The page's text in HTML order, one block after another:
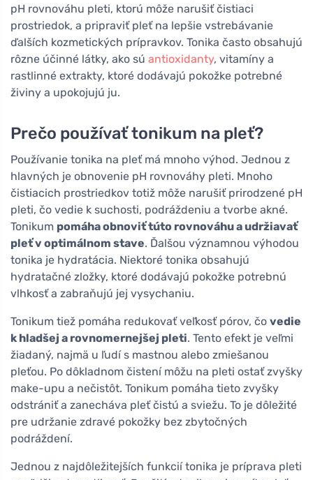
pH rovnováhu pleti, ktorú môže narušiť čistiaci
prostriedok, a pripraviť pleť na lepšie vstrebávanie
ďalších kozmetických prípravkov. Tonika často obsahujú
rôzne účinné látky, ako sú antioxidanty, vitamíny a
rastlinné extrakty, ktoré dodávajú pokožke potrebné
živiny a upokojujú ju.
Prečo používať tonikum na pleť?
Používanie tonika na pleť má mnoho výhod. Jednou z
hlavných je obnovenie pH rovnováhy pleti. Mnoho
čistiacich prostriedkov totiž môže narušiť prirodzené pH
pleti, čo vedie k suchosti, podráždeniu a tvorbe akné.
Tonikum pomáha obnoviť túto rovnováhu a udržiavať
pleť v optimálnom stave. Ďalšou významnou výhodou
tonika je hydratácia. Niektoré tonika obsahujú
hydratačné zložky, ktoré dodávajú pokožke potrebnú
vlhkosť a zabraňujú jej vysychaniu.
Tonikum tiež pomáha redukovať veľkosť pórov, čo vedie
k hladšej a rovnomernejšej pleti. Tento efekt je veľmi
žiadaný, najmä u ľudí s mastnou alebo zmiešanou
pleťou. Po dôkladnom čistení môžu na pleti ostať zvyšky
make-upu a nečistôt. Tonikum pomáha tieto zvyšky
odstrániť a zanecháva pleť čistú a sviežu. To je dôležité
pre udržanie zdravé pokožky bez zbytočných
podráždení.
Jednou z najdôležitejších funkcií tonika je príprava pleti